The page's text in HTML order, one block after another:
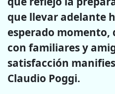
que llevar adelante
esperado
con familiares y
satisfacción
Claudio Poggi.